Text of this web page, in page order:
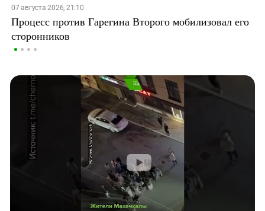
07 августа 2026, 21:10
Процесс против Гарегина Второго мобилизовал его
сторонников